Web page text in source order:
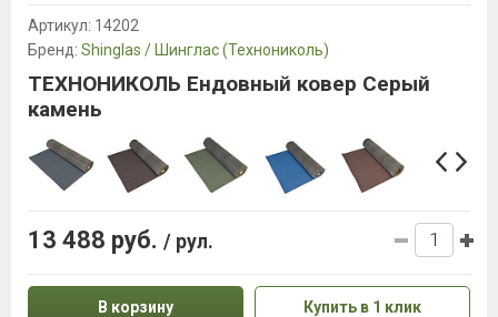
Артикул: 14202
Бренд: Shinglas / Шинглас (Технониколь)
ТЕХНОНИКОЛЬ Ендовный ковер Серый
камень
13 488 руб. / рул.
В корзину Купить в 1 клик